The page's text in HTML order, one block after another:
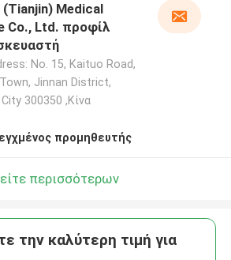
(Tianjin) Medical
Co., Ltd. προφίλ
No. 15, Kaituo Road,
Jinnan District,
300350 ,Κίνα
προμηθευτής
περισσότερων
την καλύτερη τιμή για